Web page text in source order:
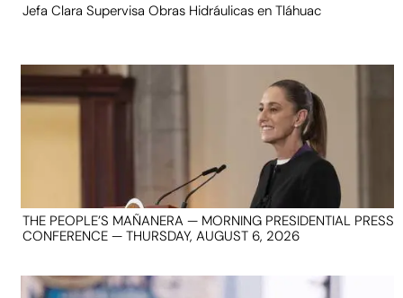
Jefa Clara Supervisa Obras Hidráulicas en Tláhuac
THE PEOPLE’S MAÑANERA — MORNING PRESIDENTIAL PRESS
CONFERENCE — THURSDAY, AUGUST 6, 2026